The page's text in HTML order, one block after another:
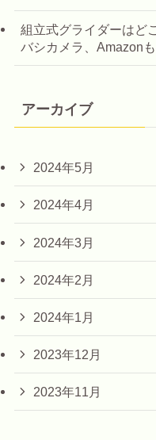
組立式グライダーはど
バシカメラ、Amazonも
アーカイブ
2024年5月
2024年4月
2024年3月
2024年2月
2024年1月
2023年12月
2023年11月